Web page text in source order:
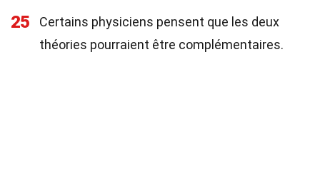
25
Certains physiciens pensent que les deux
théories pourraient être complémentaires.